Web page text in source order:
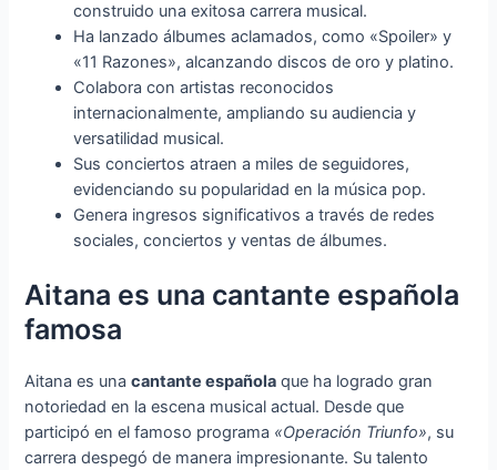
construido una exitosa carrera musical.
Ha lanzado álbumes aclamados, como «Spoiler» y
«11 Razones», alcanzando discos de oro y platino.
Colabora con artistas reconocidos
internacionalmente, ampliando su audiencia y
versatilidad musical.
Sus conciertos atraen a miles de seguidores,
evidenciando su popularidad en la música pop.
Genera ingresos significativos a través de redes
sociales, conciertos y ventas de álbumes.
Aitana es una cantante española
famosa
Aitana es unacantante española que ha logrado gran
notoriedad en la escena musical actual. Desde que
participó en el famoso programa «Operación Triunfo», su
carrera despegó de manera impresionante. Su talento